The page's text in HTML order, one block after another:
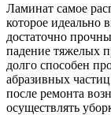
Ламинат самое
которое идеально
достаточно
падение тяжелых
долго способен
абразивных
после ремонта
осуществлять